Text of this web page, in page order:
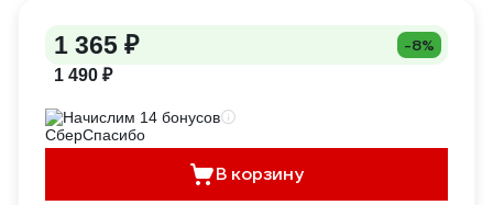
1 365 ₽ -8%
1 490 ₽
Начислим 14 бонусов
В корзину